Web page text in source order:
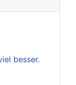
besser.